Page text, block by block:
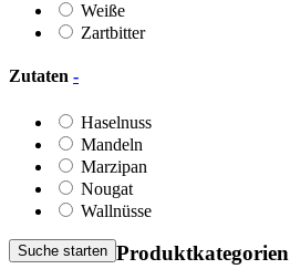
Weiße
Zartbitter
Zutaten -
Haselnuss
Mandeln
Marzipan
Nougat
Wallnüsse
Suche starten Produktkategorien